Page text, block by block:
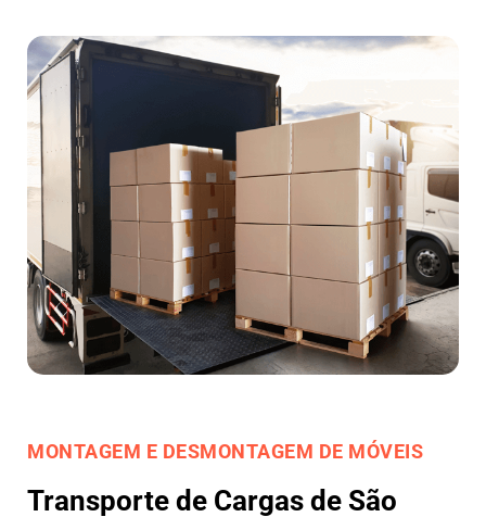
MONTAGEM E DESMONTAGEM DE MÓVEIS
Transporte de Cargas de São